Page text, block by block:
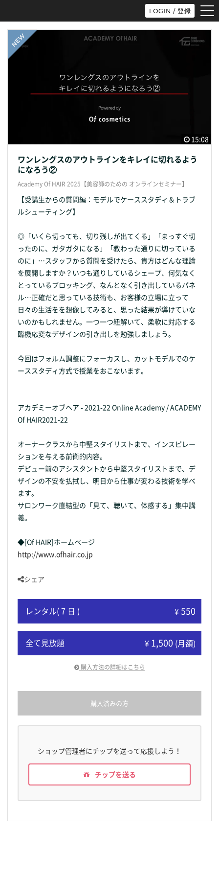
LOGIN / 登録
15:08
ワンレングスのアウトラインをキレイに切れるよう
になろう②
Academy Of HAIR 2025【美容師のための オンラインセミナー】
【受講生からの質問編：モデルでケーススタディ＆トラブ
ルシューティング】
◎「いくら切っても、切り残しが出てくる」「まっすぐ切
ったのに、ガタガタになる」「教わった通りに切っている
のに」…スタッフから質問を受けたら、貴方はどんな理論
を展開しますか？いつも通りしているシェープ、何気なく
とっているブロッキング、なんとなく引き出しているパネ
ル…正確だと思っている技術も、お客様の立場に立って
日々の生活をを想像してみると、思った結果が導けていな
いのかもしれません。一つ一つ紐解いて、柔軟に対応する
臨機応変なデザインの引き出しを勉強しましょう。
今回はフォルム調整にフォーカスし、カットモデルでのケ
ーススタディ方式で授業をおこないます。
アカデミーオブヘア - 2021-22 Online Academy / ACADEMY
Of HAIR2021-22
オーナークラスから中堅スタイリストまで、インスピレー
ションを与える前衛的内容。
デビュー前のアシスタントから中堅スタイリストまで、デ
ザインの不安を払拭し、明日から仕事が変わる技術を学べ
ます。
サロンワーク直結型の「見て、聴いて、体感する」集中講
義。
◆[Of HAIR]ホームページ
http://www.ofhair.co.jp
シェア
レンタル( 7 日 ) ¥550
全て見放題 ¥ 1,500 (月額)
購入方法の詳細はこちら
購入済みの方
ショップ管理者にチップを送って応援しよう！
チップを送る